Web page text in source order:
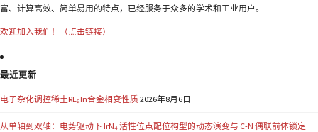
富、计算高效、简单易用的特点，已经服务于众多的学术和工业用户。
欢迎加入我们！（点击链接）
最近更新
电子杂化调控稀土RE₂In合金相变性质2026年8月6日
从单轴到双轴：电势驱动下 IrN₄ 活性位点配位构型的动态演变与 C-N 偶联前体锁定